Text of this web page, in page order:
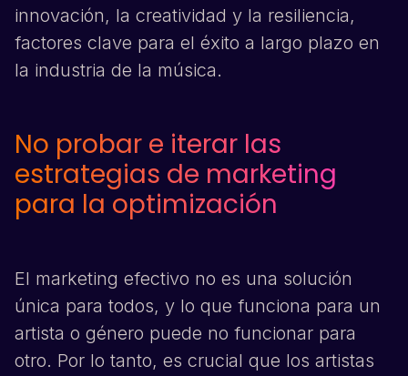
innovación, la creatividad y la resiliencia,
factores clave para el éxito a largo plazo en
la industria de la música.
No probar e iterar las
estrategias de marketing
para la optimización
El marketing efectivo no es una solución
única para todos, y lo que funciona para un
artista o género puede no funcionar para
otro. Por lo tanto, es crucial que los artistas